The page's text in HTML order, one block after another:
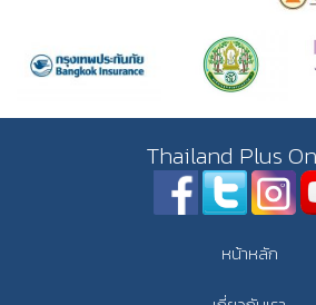
Thailand Plus
หน้าหลัก